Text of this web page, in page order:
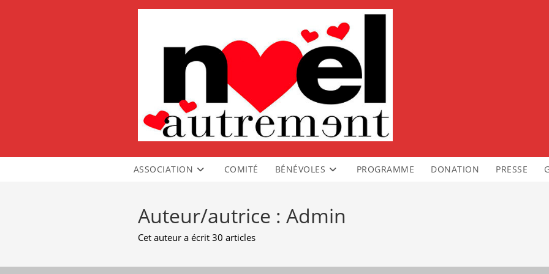
ASSOCIATION COMITÉ BÉNÉVOLES PROGRAMME DONATION PRESSE
Auteur/autrice : Admin
Cet auteur a écrit 30 articles